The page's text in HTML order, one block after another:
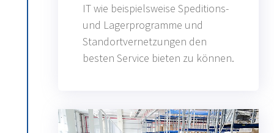
IT wie beispielsweise Speditions-
und Lagerprogramme und
Standortvernetzungen den
besten Service bieten zu können.